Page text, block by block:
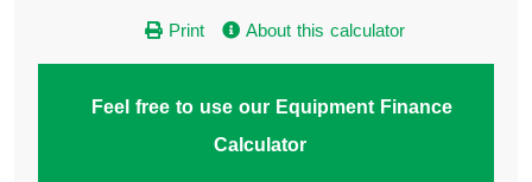
Print About this calculator
Feel free to use our Equipment Finance
Calculator